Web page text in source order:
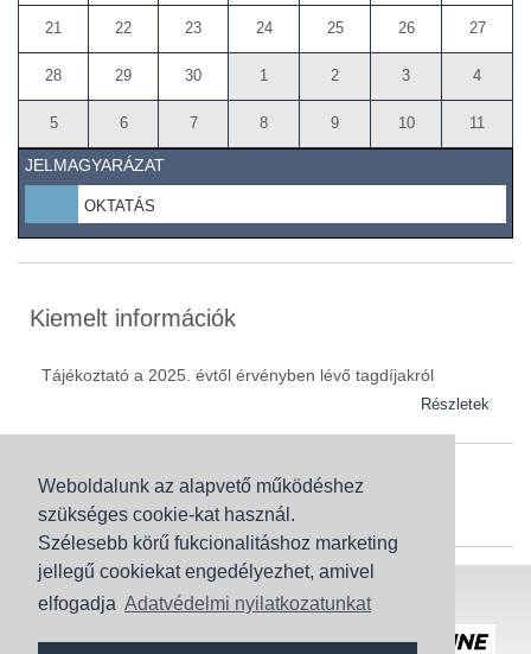
Weboldalunk az alapvető működéshez
szükséges cookie-kat használ.
Szélesebb körű fukcionalitáshoz marketing
jellegű cookiekat engedélyezhet, amivel
elfogadja Adatvédelmi nyilatkozatunkat
21 22 23 24 25 26 27
28 29 30 1 2 3 4
5 6 7 8 9 10 11
JELMAGYARÁZAT
OKTATÁS
Kiemelt információk
Tájékoztató a 2025. évtől érvényben lévő tagdíjakról
Részletek
Szaknévsor
Szaknévsorunk folyamatosan bővül.
Baranya (62)
Bács-Kiskun (43)
Békés (49)
Honlaptérkép Adatvédelem